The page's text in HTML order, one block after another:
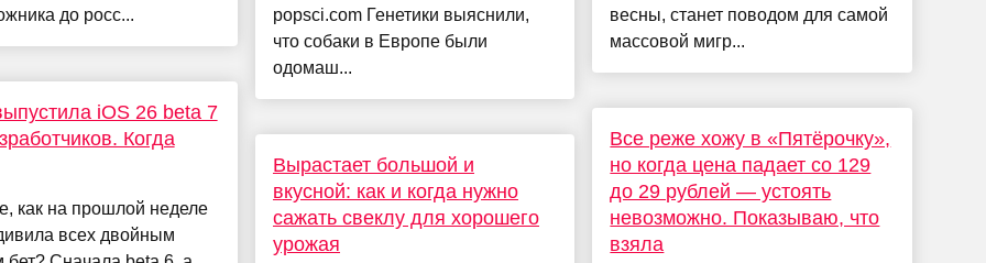
до росс...
iOS 26 beta 7
Когда
как на прошлой неделе
всех двойным
popsci.com Генетики выяснили,
что собаки в Европе были
одомаш...
Вырастает большой и
вкусной: как и когда нужно
сажать свеклу для хорошего
урожая
весны, станет поводом для самой
массовой мигр...
Все реже хожу в «Пятёрочку»,
но когда цена падает со 129
до 29 рублей — устоять
невозможно. Показываю, что
взяла